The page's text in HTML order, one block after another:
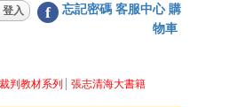
f 忘記密碼 客服中心 購
物車
判教材系列 張志清海大書籍